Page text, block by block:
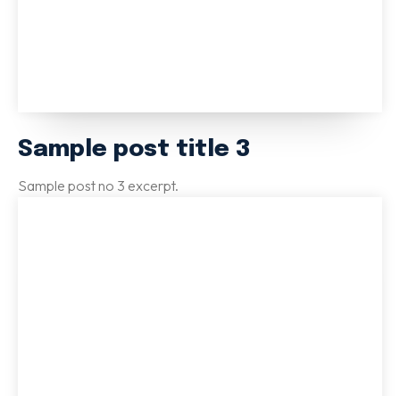
Sample post title 3
Sample post no 3 excerpt.